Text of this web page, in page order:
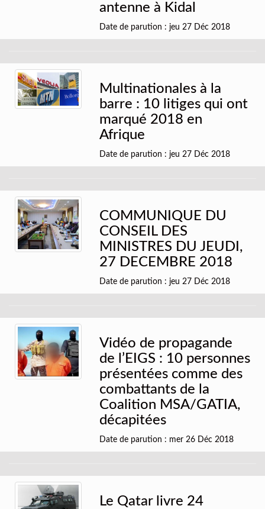
antenne à Kidal
Date de parution : jeu 27 Déc 2018
Multinationales à la
barre : 10 litiges qui ont
marqué 2018 en
Afrique
Date de parution : jeu 27 Déc 2018
COMMUNIQUE DU
CONSEIL DES
MINISTRES DU JEUDI,
27 DECEMBRE 2018
Date de parution : jeu 27 Déc 2018
Vidéo de propagande
de l’EIGS : 10 personnes
présentées comme des
combattants de la
Coalition MSA/GATIA,
décapitées
Date de parution : mer 26 Déc 2018
Le Qatar livre 24